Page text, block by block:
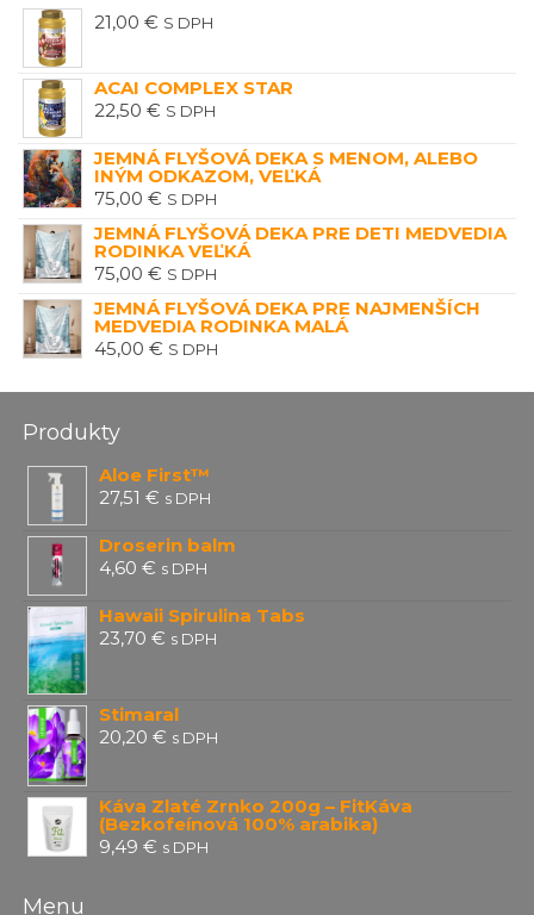
21,00 € S DPH
ACAI COMPLEX STAR
22,50 € S DPH
JEMNÁ FLYŠOVÁ DEKA S MENOM, ALEBO
INÝM ODKAZOM, VEĽKÁ
75,00 € S DPH
JEMNÁ FLYŠOVÁ DEKA PRE DETI MEDVEDIA
RODINKA VEĽKÁ
75,00 € S DPH
JEMNÁ FLYŠOVÁ DEKA PRE NAJMENŠÍCH
MEDVEDIA RODINKA MALÁ
45,00 € S DPH
Produkty
Aloe First™
27,51€ s DPH
Droserin balm
4,60€ s DPH
Hawaii Spirulina Tabs
23,70€ s DPH
Stimaral
20,20€ s DPH
Káva Zlaté Zrnko 200g – FitKáva
(Bezkofeínová 100% arabika)
9,49€ s DPH
Menu